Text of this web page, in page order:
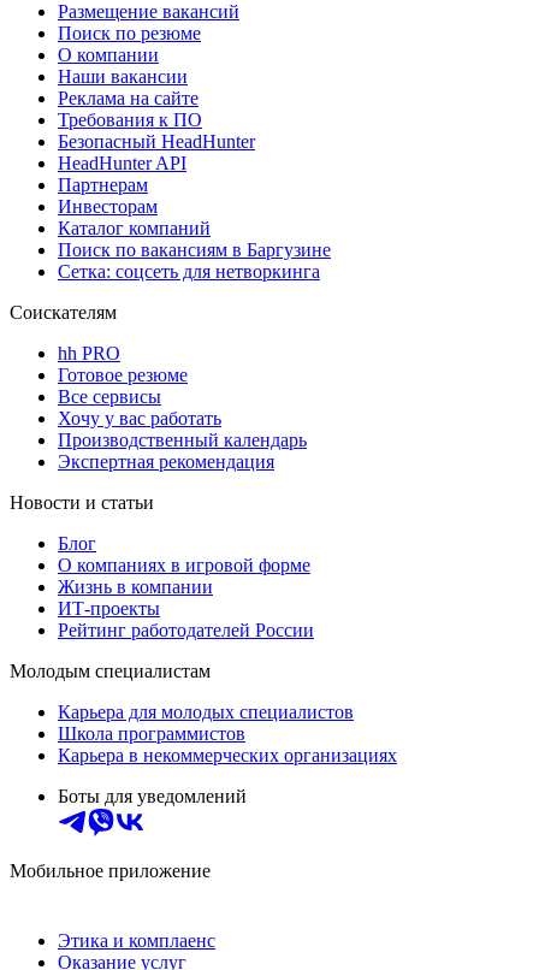
Размещение вакансий
Поиск по резюме
О компании
Наши вакансии
Реклама на сайте
Требования к ПО
Безопасный HeadHunter
HeadHunter API
Партнерам
Инвесторам
Каталог компаний
Поиск по вакансиям в Баргузине
Сетка: соцсеть для нетворкинга
Соискателям
hh PRO
Готовое резюме
Все сервисы
Хочу у вас работать
Производственный календарь
Экспертная рекомендация
Новости и статьи
Блог
О компаниях в игровой форме
Жизнь в компании
ИТ-проекты
Рейтинг работодателей России
Молодым специалистам
Карьера для молодых специалистов
Школа программистов
Карьера в некоммерческих организациях
Боты для уведомлений
Мобильное приложение
Этика и комплаенс
Оказание услуг